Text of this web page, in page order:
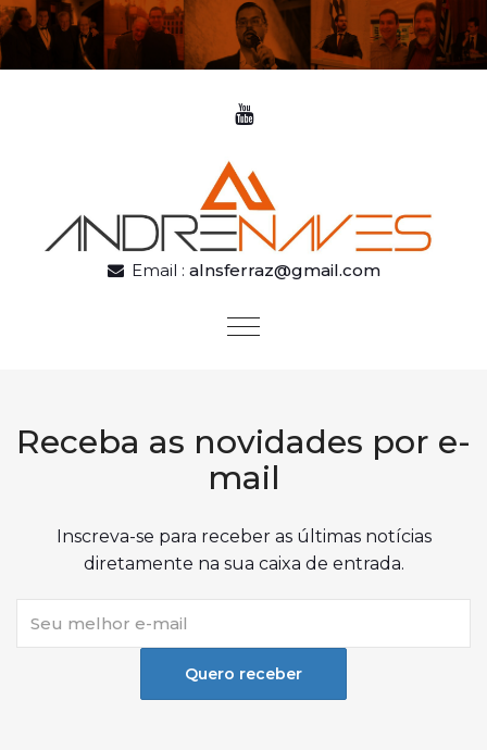
Skip to content
Email : alnsferraz@gmail.com
Toggle
Receba as novidades por e-
mail
Inscreva-se para receber as últimas notícias
diretamente na sua caixa de entrada.
Quero receber